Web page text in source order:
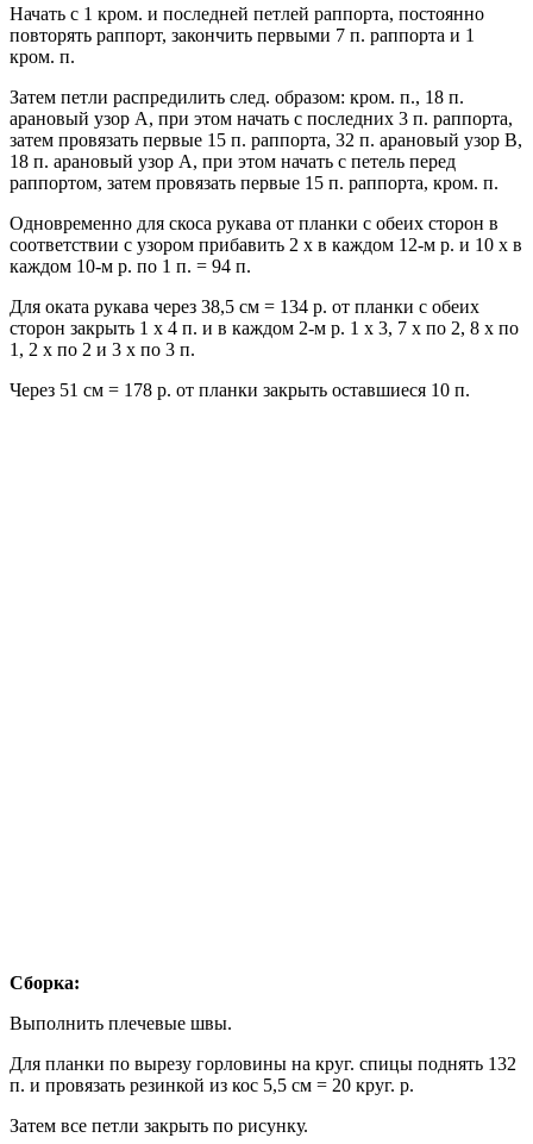
Начать с 1 кром. и последней петлей раппорта, постоянно
повторять раппорт, закончить первыми 7 п. раппорта и 1
кром. п.
Затем петли распредилить след. образом: кром. п., 18 п.
арановый узор А, при этом начать с последних 3 п. раппорта,
затем провязать первые 15 п. раппорта, 32 п. арановый узор В,
18 п. арановый узор А, при этом начать с петель перед
раппортом, затем провязать первые 15 п. раппорта, кром. п.
Одновременно для скоса рукава от планки с обеих сторон в
соответствии с узором прибавить 2 х в каждом 12-м р. и 10 x в
каждом 10-м р. по 1 п. = 94 п.
Для оката рукава через 38,5 см = 134 р. от планки с обеих
сторон закрыть 1 х 4 п. и в каждом 2-м р. 1 x 3, 7 x по 2, 8 x по
1, 2 x по 2 и 3 x по 3 п.
Через 51 см = 178 р. от планки закрыть оставшиеся 10 п.
Сборка:
Выполнить плечевые швы.
Для планки по вырезу горловины на круг. спицы поднять 132
п. и провязать резинкой из кос 5,5 см = 20 круг. р.
Затем все петли закрыть по рисунку.